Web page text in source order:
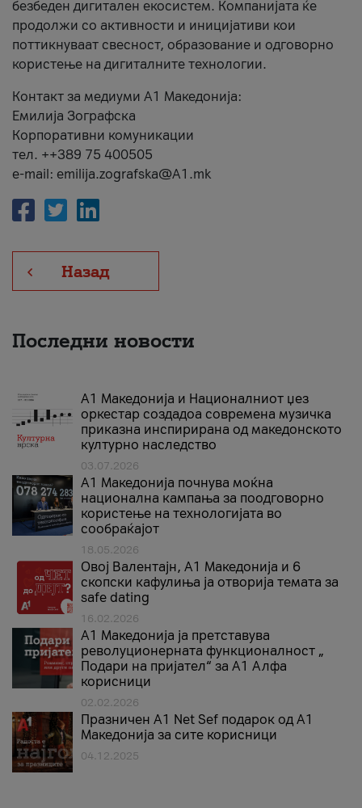
безбеден дигитален екосистем. Компанијата ќе
продолжи со активности и иницијативи кои
поттикнуваат свесност, образование и одговорно
користење на дигиталните технологии.
Контакт за медиуми А1 Македонија:
Емилија Зографска
Корпоративни комуникации
тел. ++389 75 400505
e-mail: emilija.zografska@A1.mk
Назад
Последни новости
А1 Македонија и Националниот џез
оркестар создадоа современа музичка
приказна инспирирана од македонското
културно наследство
03.07.2026
A1 Македонија почнува моќна
национална кампања за поодговорно
користење на технологијата во
сообраќајот
18.05.2026
Овој Валентајн, A1 Македонија и 6
скопски кафулиња ја отворија темата за
safe dating
16.02.2026
А1 Македонија ја претставува
револуционерната функционалност „
Подари на пријател“ за А1 Алфа
корисници
02.02.2026
Празничен A1 Net Sеf подарок од А1
Македонија за сите корисници
04.12.2025